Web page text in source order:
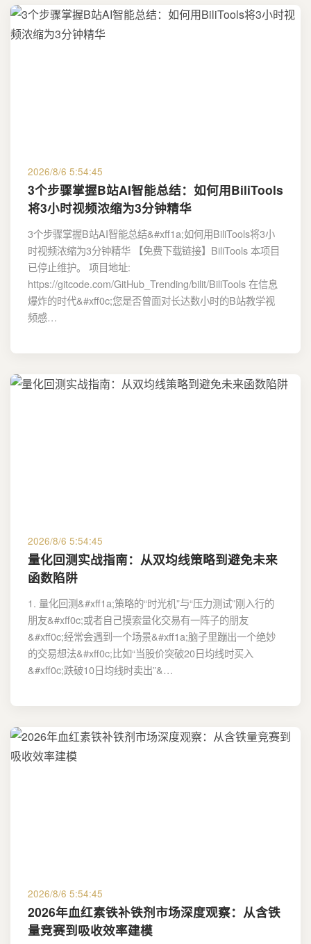
2026/8/6 5:54:45
3个步骤掌握B站AI智能总结：如何用BiliTools
将3小时视频浓缩为3分钟精华
3个步骤掌握B站AI智能总结&#xff1a;如何用BiliTools将3小
时视频浓缩为3分钟精华 【免费下载链接】BiliTools 本项目
已停止维护。 项目地址:
https://gitcode.com/GitHub_Trending/bilit/BiliTools 在信息
爆炸的时代&#xff0c;您是否曾面对长达数小时的B站教学视
频感…
2026/8/6 5:54:45
量化回测实战指南：从双均线策略到避免未来
函数陷阱
1. 量化回测&#xff1a;策略的“时光机”与“压力测试”刚入行的
朋友&#xff0c;或者自己摸索量化交易有一阵子的朋友
&#xff0c;经常会遇到一个场景&#xff1a;脑子里蹦出一个绝妙
的交易想法&#xff0c;比如“当股价突破20日均线时买入
&#xff0c;跌破10日均线时卖出”&…
2026/8/6 5:54:45
2026年血红素铁补铁剂市场深度观察：从含铁
量竞赛到吸收效率建模